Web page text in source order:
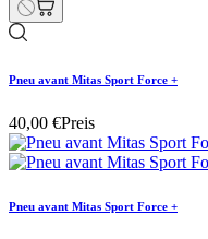
Pneu avant Mitas Sport Force +
40,00 €Preis
Pneu avant Mitas Sport Force +